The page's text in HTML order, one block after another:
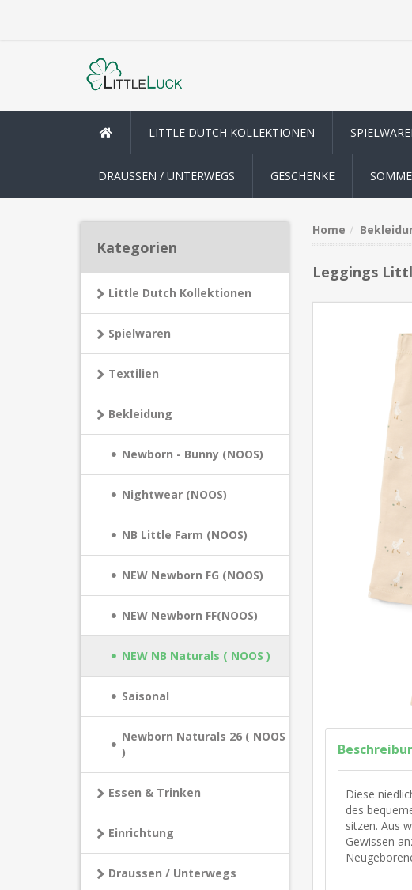
LITTLE DUTCH KOLLEKTIONEN
DRAUSSEN / UNTERWEGS GESCHENKE
Kategorien
Little Dutch Kollektionen
Spielwaren
Textilien
Bekleidung
Newborn - Bunny (NOOS)
Nightwear (NOOS)
NB Little Farm (NOOS)
NEW Newborn FG (NOOS)
NEW Newborn FF(NOOS)
NEW NB Naturals ( NOOS )
Saisonal
Newborn Naturals 26 ( NOOS
)
Essen & Trinken
Einrichtung
Draussen / Unterwegs
Home
Leggings
Diese
des
sitzen. Aus
Gewissen